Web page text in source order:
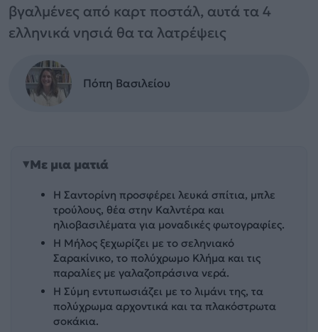
βγαλμένες από καρτ ποστάλ, αυτά τα 4
ελληνικά νησιά θα τα λατρέψεις
Πόπη Βασιλείου
Με μια ματιά
Η Σαντορίνη προσφέρει λευκά σπίτια, μπλε
τρούλους, θέα στην Καλντέρα και
ηλιοβασιλέματα για μοναδικές φωτογραφίες.
Η Μήλος ξεχωρίζει με το σεληνιακό
Σαρακίνικο, το πολύχρωμο Κλήμα και τις
παραλίες με γαλαζοπράσινα νερά.
Η Σύμη εντυπωσιάζει με το λιμάνι της, τα
πολύχρωμα αρχοντικά και τα πλακόστρωτα
σοκάκια.